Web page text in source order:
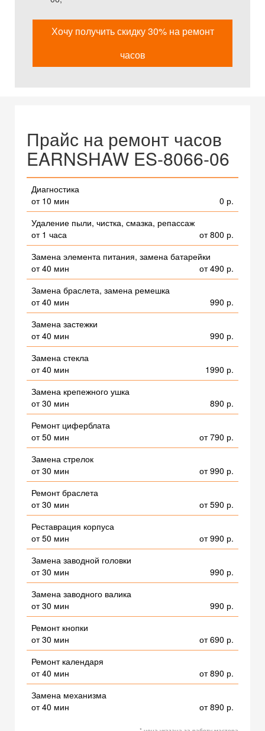
Хочу получить скидку 30% на ремонт
часов
Прайс на ремонт часов
EARNSHAW ES-8066-06
Диагностика
от 10 мин
0 р.
Удаление пыли, чистка, смазка, репассаж
от 1 часа
от 800 р.
Замена элемента питания, замена батарейки
от 40 мин
от 490 р.
Замена браслета, замена ремешка
от 40 мин
990 р.
Замена застежки
от 40 мин
990 р.
Замена стекла
от 40 мин
1990 р.
Замена крепежного ушка
от 30 мин
890 р.
Ремонт циферблата
от 50 мин
от 790 р.
Замена стрелок
от 30 мин
от 990 р.
Ремонт браслета
от 30 мин
от 590 р.
Реставрация корпуса
от 50 мин
от 990 р.
Замена заводной головки
от 30 мин
990 р.
Замена заводного валика
от 30 мин
990 р.
Ремонт кнопки
от 30 мин
от 690 р.
Ремонт календаря
от 40 мин
от 890 р.
Замена механизма
от 40 мин
от 890 р.